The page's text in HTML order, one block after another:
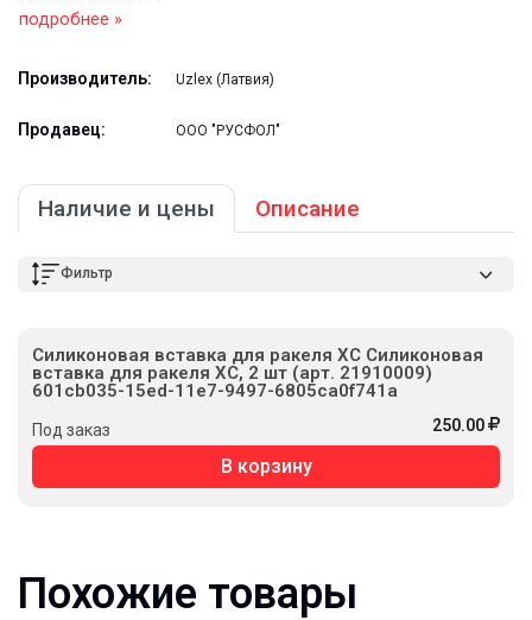
подробнее »
Производитель: Uzlex (Латвия)
Продавец: ООО "РУСФОЛ"
Наличие и цены Описание
Фильтр
Силиконовая вставка для ракеля ХС Силиконовая
вставка для ракеля ХС, 2 шт (арт. 21910009)
601cb035-15ed-11e7-9497-6805ca0f741a
Под заказ 250.00
В корзину
Похожие товары